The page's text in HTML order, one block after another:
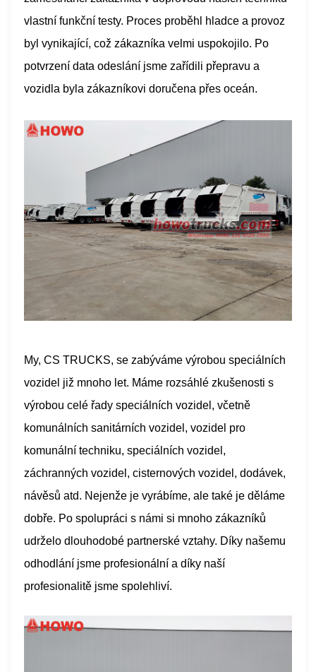
vlastní funkční testy. Proces proběhl hladce a provoz
byl vynikající, což zákazníka velmi uspokojilo. Po
potvrzení data odeslání jsme zařídili přepravu a
vozidla byla zákazníkovi doručena přes oceán.
My, CS TRUCKS, se zabýváme výrobou speciálních
vozidel již mnoho let. Máme rozsáhlé zkušenosti s
výrobou celé řady speciálních vozidel, včetně
komunálních sanitárních vozidel, vozidel pro
komunální techniku, speciálních vozidel,
záchranných vozidel, cisternových vozidel, dodávek,
návěsů atd. Nejenže je vyrábíme, ale také je děláme
dobře. Po spolupráci s námi si mnoho zákazníků
udrželo dlouhodobé partnerské vztahy. Díky našemu
odhodlání jsme profesionální a díky naší
profesionalitě jsme spolehliví.